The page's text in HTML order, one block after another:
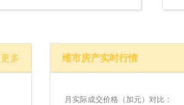
更多 维市房产实时行情
月实际成交价格（加元）对比：